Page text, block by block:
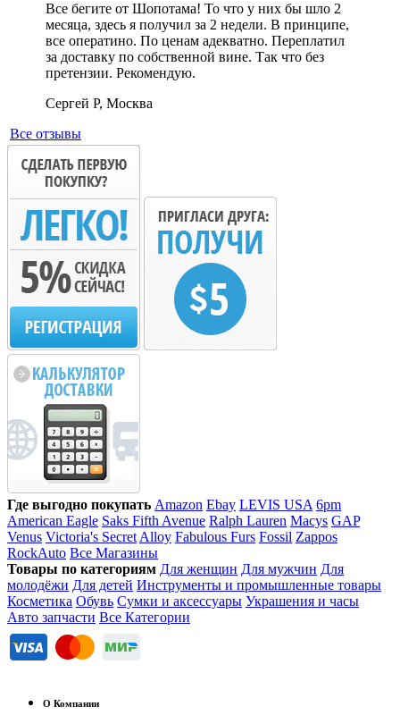
Все бегите от Шопотама! То что у них бы шло 2
месяца, здесь я получил за 2 недели. В принципе,
все оператино. По ценам адекватно. Переплатил
за доставку по собственной вине. Так что без
претензии. Рекомендую.
Сергей Р, Москва
Все отзывы
Где выгодно покупать Amazon Ebay LEVIS USA 6pm
American Eagle Saks Fifth Avenue Ralph Lauren Macys GAP
Venus Victoria's Secret Alloy Fabulous Furs Fossil Zappos
RockAuto Все Магазины
Товары по категориям Для женщин Для мужчин Для
молодёжи Для детей Инструменты и промышленные товары
Косметика Обувь Сумки и аксессуары Украшения и часы
Авто запчасти Все Категории
О Компании